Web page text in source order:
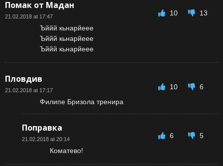
Помак от Мадан
21.02.2018 at 17:47 10
13
Ъййй кьнарйеее
Ъййй кьнарйеее
Ъййй кьнарйеее
Пловдив
21.02.2018 at 17:17 10
6
Филипе Бризола тренира
Поправка
21.02.2018 at 20:14 6
5
Коматево!